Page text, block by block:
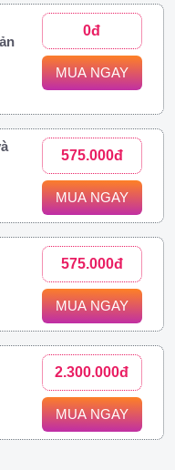
0đ
MUA NGAY
575.000đ
MUA NGAY
575.000đ
MUA NGAY
2.300.000đ
MUA NGAY